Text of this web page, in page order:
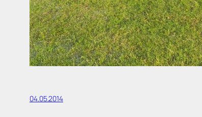
04.05.2014